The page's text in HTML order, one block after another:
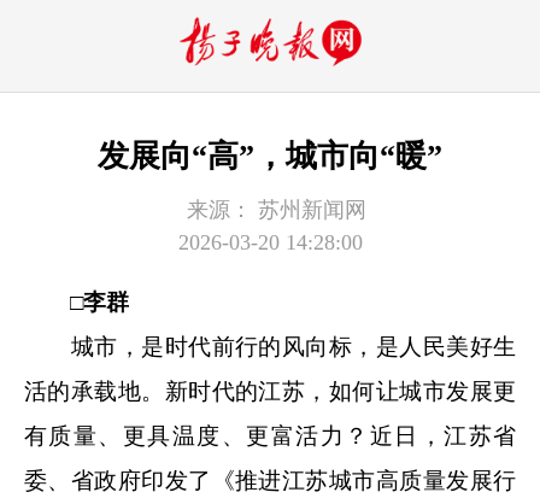
发展向“高”，城市向“暖”
来源：
苏州新闻网
2026-03-20 14:28:00
□李群
城市，是时代前行的风向标，是人民美好生
活的承载地。新时代的江苏，如何让城市发展更
有质量、更具温度、更富活力？近日，江苏省
委、省政府印发了《推进江苏城市高质量发展行